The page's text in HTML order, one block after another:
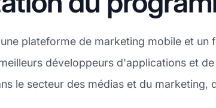
plateforme de marketing mobile et
développeurs d'applications et
le secteur des médias et du marketing,